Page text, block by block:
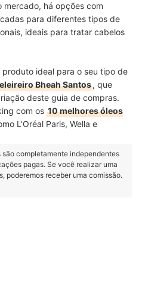
há opções com
para diferentes tipos de
ideais para tratar cabelos
ideal para o seu tipo de
Bheah Santos, que
deste guia de compras.
com os 10 melhores óleos
L'Oréal Paris, Wella e
completamente independentes
pagas. Se você realizar uma
poderemos receber uma comissão.